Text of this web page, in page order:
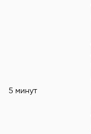
5 минут